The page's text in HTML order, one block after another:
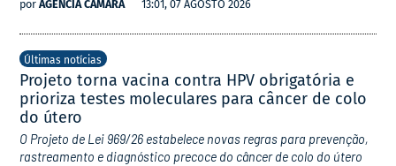
por AGÊNCIA CÂMARA 13:01, 07 AGOSTO 2026
Últimas notícias
Projeto torna vacina contra HPV obrigatória e
prioriza testes moleculares para câncer de colo
do útero
O Projeto de Lei 969/26 estabelece novas regras para prevenção,
rastreamento e diagnóstico precoce do câncer de colo do útero